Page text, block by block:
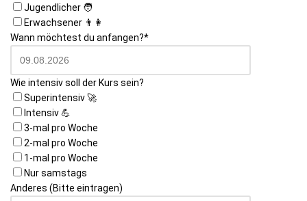
Jugendlicher 🧑
Erwachsener 👨👩
Wann möchtest du anfangen?*
Wie intensiv soll der Kurs sein?
Superintensiv 🚀
Intensiv 💪
3-mal pro Woche
2-mal pro Woche
1-mal pro Woche
Nur samstags
Anderes (Bitte eintragen)